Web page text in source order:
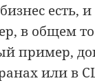
есть,
в общем
пример,
или в